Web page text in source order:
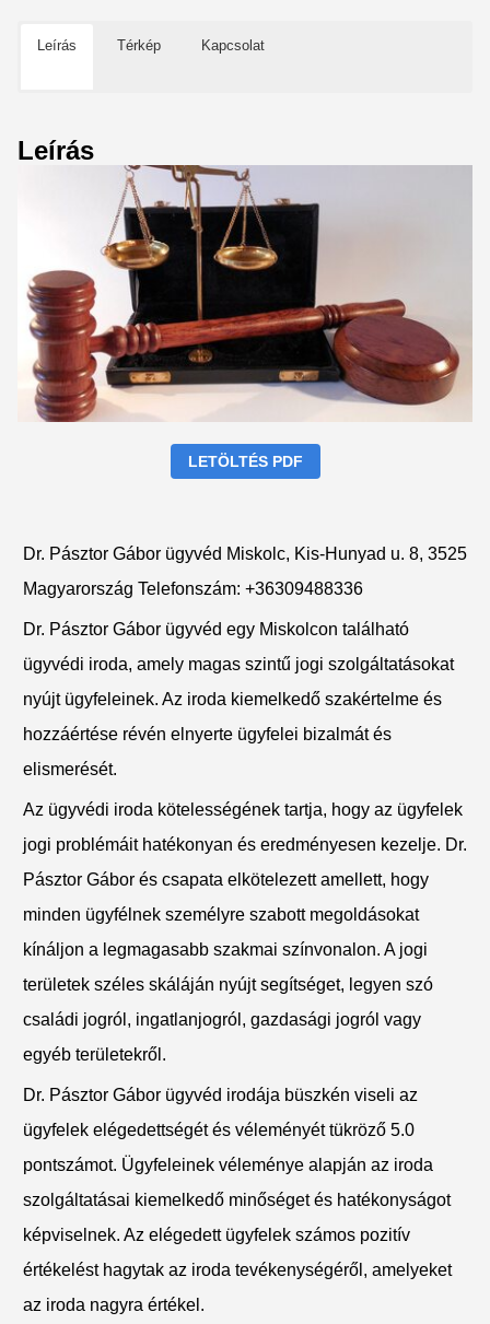
Leírás Térkép Kapcsolat
Leírás
LETÖLTÉS PDF
Dr. Pásztor Gábor ügyvéd Miskolc, Kis-Hunyad u. 8, 3525
Magyarország Telefonszám: +36309488336
Dr. Pásztor Gábor ügyvéd egy Miskolcon található
ügyvédi iroda, amely magas szintű jogi szolgáltatásokat
nyújt ügyfeleinek. Az iroda kiemelkedő szakértelme és
hozzáértése révén elnyerte ügyfelei bizalmát és
elismerését.
Az ügyvédi iroda kötelességének tartja, hogy az ügyfelek
jogi problémáit hatékonyan és eredményesen kezelje. Dr.
Pásztor Gábor és csapata elkötelezett amellett, hogy
minden ügyfélnek személyre szabott megoldásokat
kínáljon a legmagasabb szakmai színvonalon. A jogi
területek széles skáláján nyújt segítséget, legyen szó
családi jogról, ingatlanjogról, gazdasági jogról vagy
egyéb területekről.
Dr. Pásztor Gábor ügyvéd irodája büszkén viseli az
ügyfelek elégedettségét és véleményét tükröző 5.0
pontszámot. Ügyfeleinek véleménye alapján az iroda
szolgáltatásai kiemelkedő minőséget és hatékonyságot
képviselnek. Az elégedett ügyfelek számos pozitív
értékelést hagytak az iroda tevékenységéről, amelyeket
az iroda nagyra értékel.